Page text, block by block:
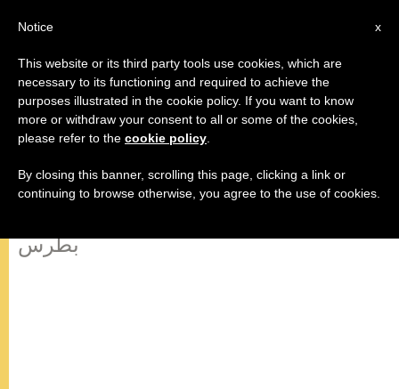
كلمة قداسة البابا فرنسيس صلاة
التبشير الملائكي أحد الشعانين
بطرس
x
Notice
This website or its third party tools use cookies, which are
necessary to its functioning and required to achieve the
purposes illustrated in the cookie policy. If you want to know
more or withdraw your consent to all or some of the cookies,
please refer to the cookie policy
By closing this banner, scrolling this page, clicking a link or
continuing to browse otherwise, you agree to the use of cookies.